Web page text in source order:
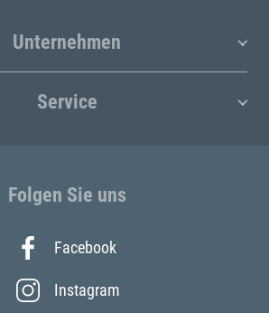
Unternehmen
Service
Folgen Sie uns
Facebook
Instagram